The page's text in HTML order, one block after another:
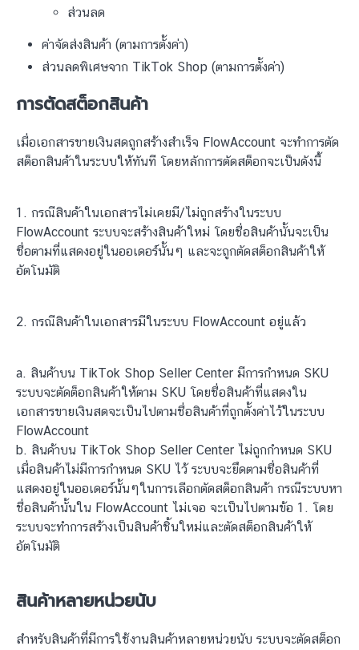
ส่วนลด
ค่าจัดส่งสินค้า (ตามการตั้งค่า)
ส่วนลดพิเศษจาก TikTok Shop (ตามการตั้งค่า)
การตัดสต็อกสินค้า
เมื่อเอกสารขายเงินสดถูกสร้างสำเร็จ FlowAccount จะทำการตัด
สต็อกสินค้าในระบบให้ทันที โดยหลักการตัดสต็อกจะเป็นดังนี้
1. กรณีสินค้าในเอกสารไม่เคยมี/ไม่ถูกสร้างในระบบ
FlowAccount ระบบจะสร้างสินค้าใหม่ โดยชื่อสินค้านั้นจะเป็น
ชื่อตามที่แสดงอยู่ในออเดอร์นั้นๆ และจะถูกตัดสต็อกสินค้าให้
อัตโนมัติ
2. กรณีสินค้าในเอกสารมีในระบบ FlowAccount อยู่แล้ว
a. สินค้าบน TikTok Shop Seller Center มีการกำหนด SKU
ระบบจะตัดต็อกสินค้าให้ตาม SKU โดยชื่อสินค้าที่แสดงใน
เอกสารขายเงินสดจะเป็นไปตามชื่อสินค้าที่ถูกตั้งค่าไว้ในระบบ
FlowAccount
b. สินค้าบน TikTok Shop Seller Center ไม่ถูกกำหนด SKU
เมื่อสินค้าไม่มีการกำหนด SKU ไว้ ระบบจะยึดตามชื่อสินค้าที่
แสดงอยู่ในออเดอร์นั้นๆในการเลือกตัดสต็อกสินค้า กรณีระบบหา
ชื่อสินค้านั้นใน FlowAccount ไม่เจอ จะเป็นไปตามข้อ 1. โดย
ระบบจะทำการสร้างเป็นสินค้าชิ้นใหม่และตัดสต็อกสินค้าให้
อัตโนมัติ
สินค้าหลายหน่วยนับ
สำหรับสินค้าที่มีการใช้งานสินค้าหลายหน่วยนับ ระบบจะตัดสต็อก